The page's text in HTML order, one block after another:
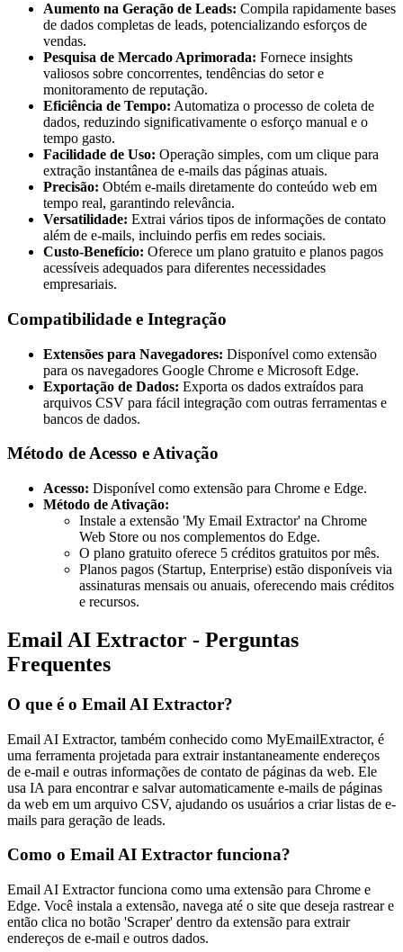
Aumento na Geração de Leads: Compila rapidamente bases
de dados completas de leads, potencializando esforços de
vendas.
Pesquisa de Mercado Aprimorada: Fornece insights
valiosos sobre concorrentes, tendências do setor e
monitoramento de reputação.
Eficiência de Tempo: Automatiza o processo de coleta de
dados, reduzindo significativamente o esforço manual e o
tempo gasto.
Facilidade de Uso: Operação simples, com um clique para
extração instantânea de e-mails das páginas atuais.
Precisão: Obtém e-mails diretamente do conteúdo web em
tempo real, garantindo relevância.
Versatilidade: Extrai vários tipos de informações de contato
além de e-mails, incluindo perfis em redes sociais.
Custo-Benefício: Oferece um plano gratuito e planos pagos
acessíveis adequados para diferentes necessidades
empresariais.
Compatibilidade e Integração
Extensões para Navegadores: Disponível como extensão
para os navegadores Google Chrome e Microsoft Edge.
Exportação de Dados: Exporta os dados extraídos para
arquivos CSV para fácil integração com outras ferramentas e
bancos de dados.
Método de Acesso e Ativação
Acesso: Disponível como extensão para Chrome e Edge.
Método de Ativação:
Instale a extensão 'My Email Extractor' na Chrome
Web Store ou nos complementos do Edge.
O plano gratuito oferece 5 créditos gratuitos por mês.
Planos pagos (Startup, Enterprise) estão disponíveis via
assinaturas mensais ou anuais, oferecendo mais créditos
e recursos.
Email AI Extractor - Perguntas
Frequentes
O que é o Email AI Extractor?
Email AI Extractor, também conhecido como MyEmailExtractor, é
uma ferramenta projetada para extrair instantaneamente endereços
de e-mail e outras informações de contato de páginas da web. Ele
usa IA para encontrar e salvar automaticamente e-mails de páginas
da web em um arquivo CSV, ajudando os usuários a criar listas de e-
mails para geração de leads.
Como o Email AI Extractor funciona?
Email AI Extractor funciona como uma extensão para Chrome e
Edge. Você instala a extensão, navega até o site que deseja rastrear e
então clica no botão 'Scraper' dentro da extensão para extrair
endereços de e-mail e outros dados.